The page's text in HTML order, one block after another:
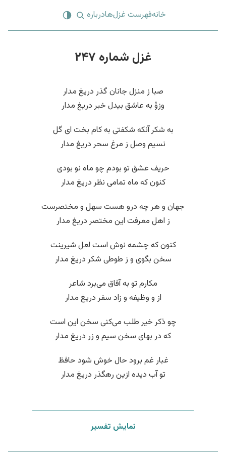
خانهفهرست غزل‌هادرباره
غزل شماره ۲۴۷
صبا ز منزل جانان گذر دریغ مدار
وزوُ به عاشق بیدل خبر دریغ مدار
به شکر آنکه شکفتی به کام بخت ای گل
نسیم وصل ز مرغ سحر دریغ مدار
حریف عشق تو بودم چو ماه نو بودی
کنون که ماه تمامی نظر دریغ مدار
جهان و هر چه درو هست سهل و مختصرست
ز اهل معرفت این مختصر دریغ مدار
کنون که چشمه نوش است لعل شیرینت
سخن بگوی و ز طوطی شکر دریغ مدار
مکارم تو به آفاق می‌برد شاعر
از و وظیفه و زاد سفر دریغ مدار
چو ذکر خیر طلب می‌کنی سخن این است
که در بهای سخن سیم و زر دریغ مدار
غبار غم برود حال خوش شود حافظ
تو آب دیده ازین رهگذر دریغ مدار
نمایش تفسیر